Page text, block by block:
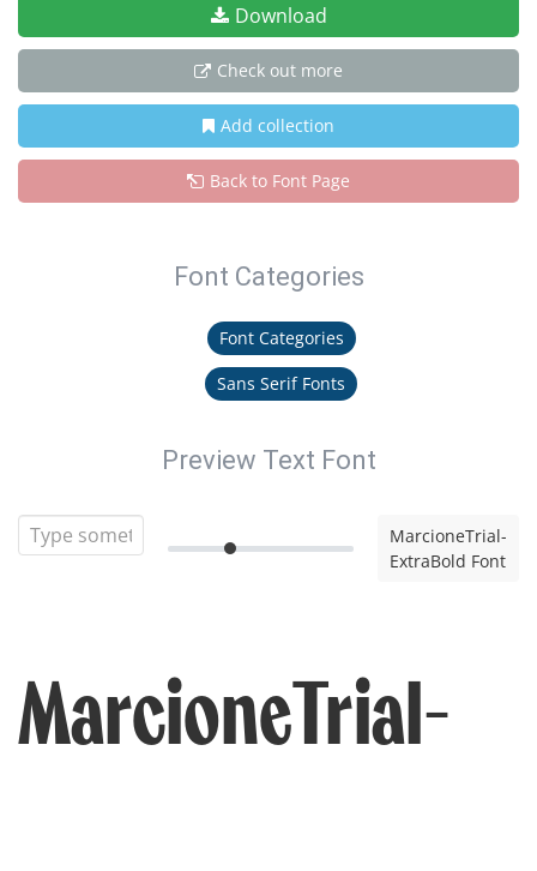
Download
Check out more
Add collection
Back to Font Page
Font Categories
Font Categories
Sans Serif Fonts
Preview Text Font
MarcioneTrial-
ExtraBold Font
MarcioneTrial-